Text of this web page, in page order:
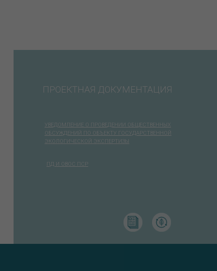
ПРОЕКТНАЯ ДОКУМЕНТАЦИЯ
ПД И ОВОС ПСР
УВЕДОМЛЕНИЕ О ПРОВЕДЕНИИ ОБЩЕСТВЕННЫХ
ОБСУЖДЕНИЙ ПО ОБЪЕКТУ ГОСУДАРСТВЕННОЙ
ЭКОЛОГИЧЕСКОЙ ЭКСПЕРТИЗЫ